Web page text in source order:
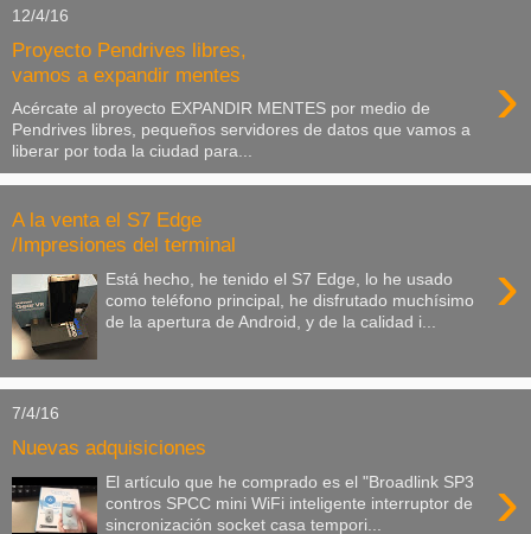
12/4/16
Proyecto Pendrives libres,
vamos a expandir mentes
›
Acércate al proyecto EXPANDIR MENTES por medio de
Pendrives libres, pequeños servidores de datos que vamos a
liberar por toda la ciudad para...
A la venta el S7 Edge
/Impresiones del terminal
›
Está hecho, he tenido el S7 Edge, lo he usado
como teléfono principal, he disfrutado muchísimo
de la apertura de Android, y de la calidad i...
7/4/16
Nuevas adquisiciones
›
El artículo que he comprado es el "Broadlink SP3
contros SPCC mini WiFi inteligente interruptor de
sincronización socket casa tempori...